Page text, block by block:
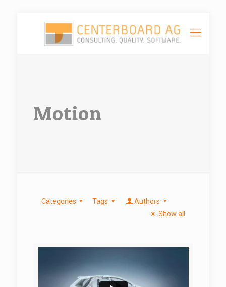
Motion
Categories Tags
Authors
Show all